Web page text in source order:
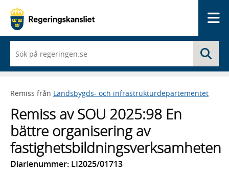
du
börjar
skriva
framträder
lista
med
sökförslag
Remiss från Landsbygds- och infrastrukturdepartementet
Remiss av SOU 2025:98 En
bättre organisering av
fastighetsbildningsverksamheten
Diarienummer: LI2025/01713